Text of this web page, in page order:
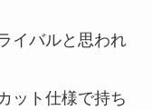
イバルと思われ
ット仕様で持ち